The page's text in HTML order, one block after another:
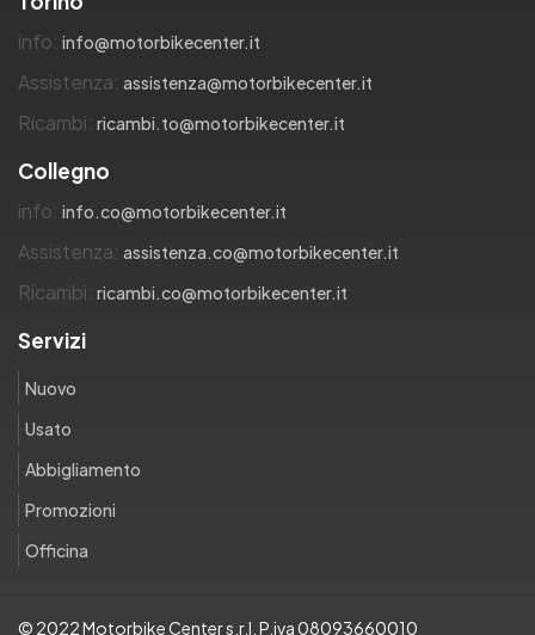
info: info@motorbikecenter.it
Assistenza: assistenza@motorbikecenter.it
Ricambi: ricambi.to@motorbikecenter.it
Collegno
info: info.co@motorbikecenter.it
Assistenza: assistenza.co@motorbikecenter.it
Ricambi: ricambi.co@motorbikecenter.it
Servizi
Nuovo
Usato
Abbigliamento
Promozioni
Officina
© 2022 Motorbike Center s.r.l. P.iva 08093660010